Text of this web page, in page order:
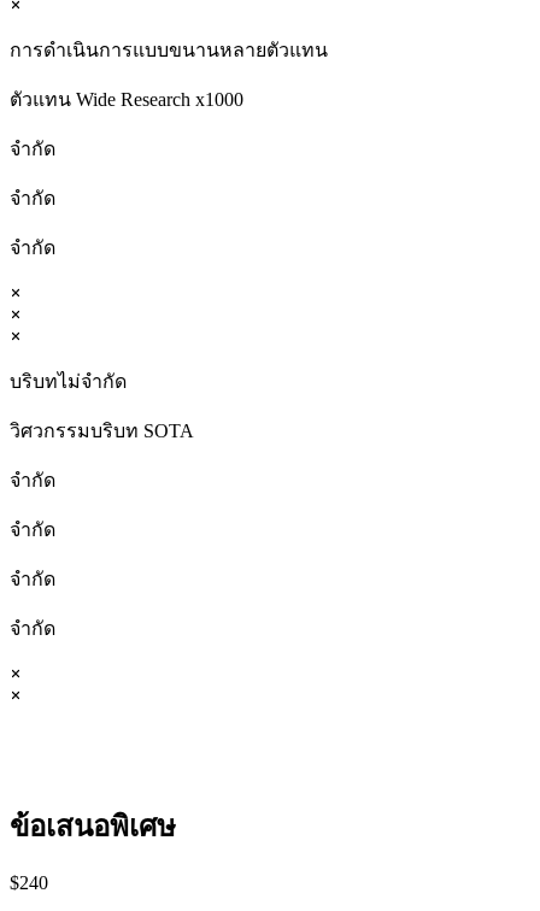
การดำเนินการแบบขนานหลายตัวแทน
ตัวแทน Wide Research x1000
จำกัด
จำกัด
จำกัด
บริบทไม่จำกัด
วิศวกรรมบริบท SOTA
จำกัด
จำกัด
จำกัด
จำกัด
ข้อเสนอพิเศษ
$240